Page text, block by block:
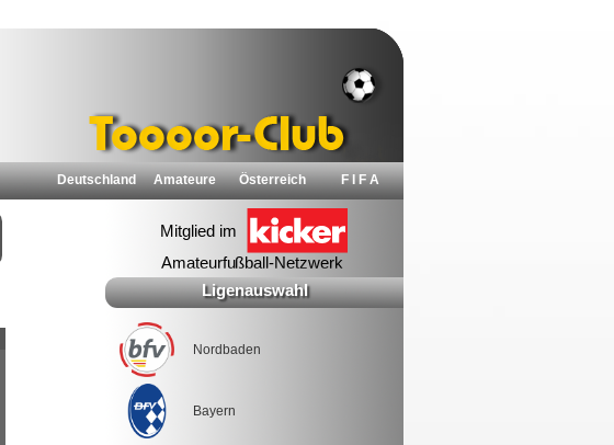
Deutschland Amateure Österreich F I F A
Ligenauswahl
Nordbaden
Bayern